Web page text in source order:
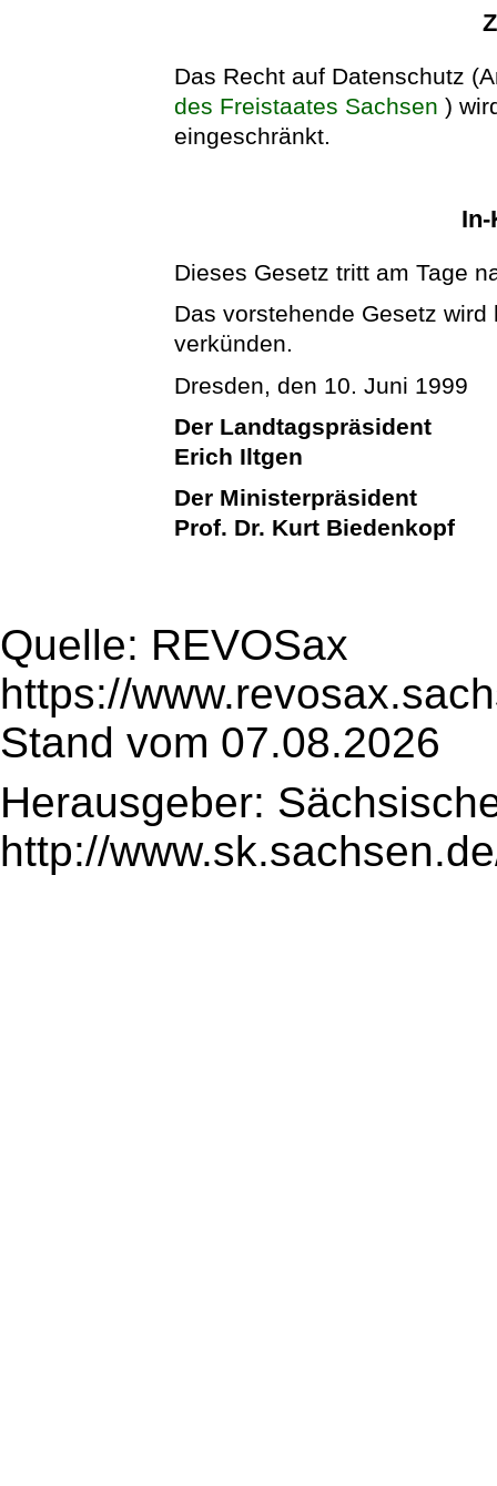
Das Recht auf Datenschutz
des Freistaates Sachsen )
eingeschränkt.
Dieses Gesetz tritt am Tage
Das vorstehende Gesetz
verkünden.
Dresden, den 10. Juni 1999
Der Landtagspräsident
Erich Iltgen
Der Ministerpräsident
Prof. Dr. Kurt Biedenkopf
Quelle: REVOSax
https://
Stand vom 07.08.2026
Herausgeber:
http://